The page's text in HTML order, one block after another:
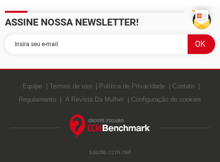
ASSINE NOSSA NEWSLETTER!
Equipe Termos de uso Política de Privacidade
Contato
Regulamento
A Revista Da Mulher Configuração de cookies
saude.ccm.net